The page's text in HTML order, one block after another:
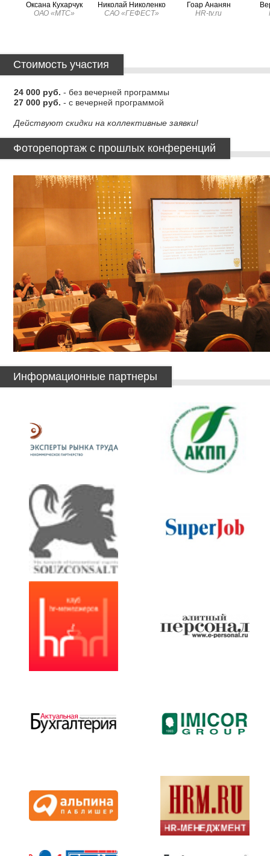
Оксана Кухарчук
ОАО «МТС»
Николай Николенко
САО «ГЕФЕСТ»
Гоар Ананян
HR-tv.ru
Стоимость участия
24 000 руб. - без вечерней программы
27 000 руб. - с вечерней программой
Действуют скидки на коллективные заявки!
Фоторепортаж с прошлых конференций
Информационные партнеры